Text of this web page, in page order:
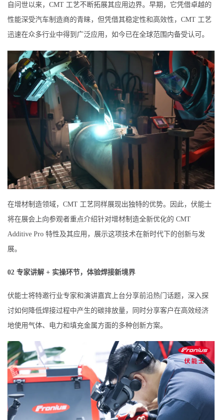
自问世以来，CMT 工艺不断拓展其应用边界。早期，它凭借卓越的
性能深受汽车制造商的青睐，但凭借其稳定性和高效性，CMT 工艺
迅速在众多行业中得到广泛应用，如今已在全球范围内备受认可。
在增材制造领域，CMT 工艺同样展现出独特的优势。因此，伏能士
将在展会上向参观者重点介绍针对增材制造全新优化的 CMT
Additive Pro 特性及其应用，展示这项技术在新时代下的创新与发
展。
02 专家讲解 + 实操环节，体验焊接新境界
伏能士将特邀行业专家和演讲嘉宾上台分享前沿热门话题，深入探
讨如何降低焊接过程中产生的碳排放量，同时分享客户在高效经济
地使用气体、电力和填充金属方面的多种创新方案。